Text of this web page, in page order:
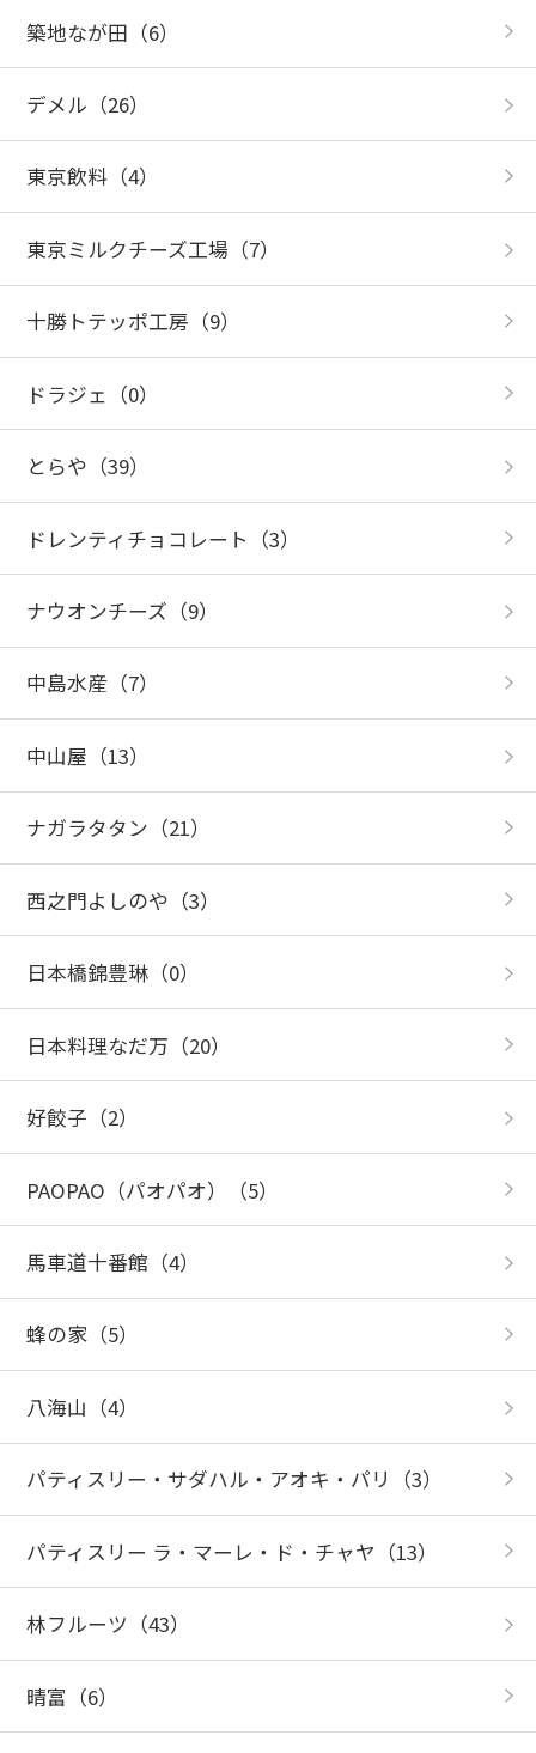
築地なが田 （6）
デメル （26）
東京飲料（4）
東京ミルクチーズ工場 （7）
十勝トテッポ工房 （9）
ドラジェ （0）
とらや （39）
ドレンティチョコレート （3）
ナウオンチーズ （9）
中島水産（7）
中山屋 （13）
ナガラタタン （21）
西之門よしのや （3）
日本橋錦豊琳（0）
日本料理なだ万 （20）
好餃子 （2）
PAOPAO（パオパオ） （5）
馬車道十番館 （4）
蜂の家（5）
八海山 （4）
パティスリー・サダハル・アオキ・パリ （3）
パティスリー ラ・マーレ・ド・チャヤ （13）
林フルーツ （43）
晴富 （6）